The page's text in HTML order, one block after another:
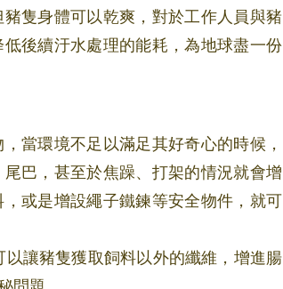
隻身體可以乾爽，對於工作人員與豬
後續汙水處理的能耗，為地球盡一份
當環境不足以滿足其好奇心的時候，
巴，甚至於焦躁、打架的情況就會增
或是增設繩子鐵鍊等安全物件，就可
讓豬隻獲取飼料以外的纖維，增進腸